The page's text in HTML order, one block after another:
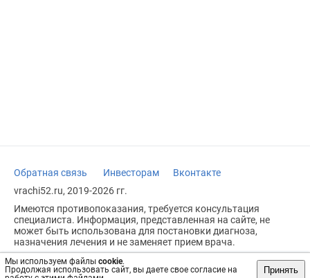
Мы используем файлы cookie.
Продолжая использовать сайт, вы даете свое согласие на
Принять
Обратная связь Инвесторам
Вконтакте
vrachi52.ru, 2019-2026 гг.
Имеются противопоказания, требуется консультация
специалиста. Информация, представленная на сайте, не
может быть использована для постановки диагноза,
назначения лечения и не заменяет прием врача.
Возрастное ограничение: 18+